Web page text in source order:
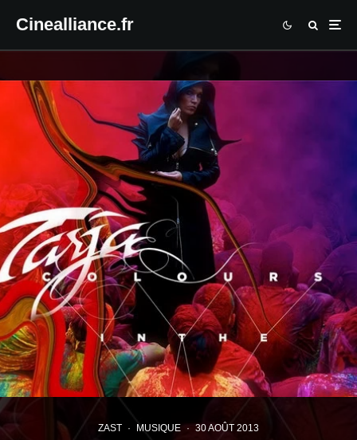
Cinealliance.fr
ZAST · MUSIQUE · 30 AOÛT 2013